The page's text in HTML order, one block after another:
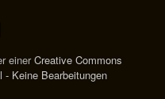
einerCreative Commons
- Keine Bearbeitungen